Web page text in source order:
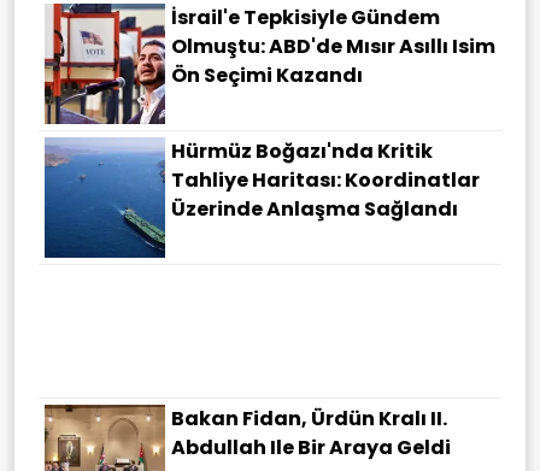
İsrail'e Tepkisiyle Gündem
Olmuştu: ABD'de Mısır Asıllı Isim
Ön Seçimi Kazandı
Hürmüz Boğazı'nda Kritik
Tahliye Haritası: Koordinatlar
Üzerinde Anlaşma Sağlandı
Bakan Fidan, Ürdün Kralı II.
Abdullah Ile Bir Araya Geldi